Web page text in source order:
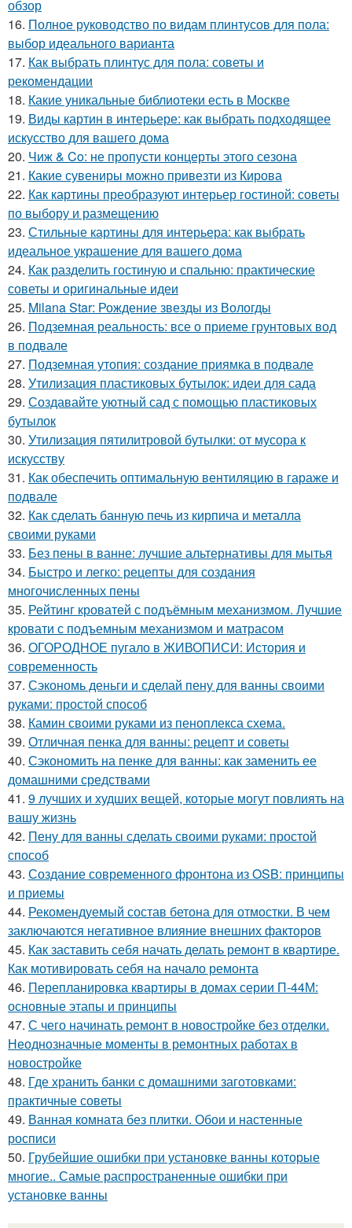
обзор
16. Полное руководство по видам плинтусов для пола:
выбор идеального варианта
17. Как выбрать плинтус для пола: советы и
рекомендации
18. Какие уникальные библиотеки есть в Москве
19. Виды картин в интерьере: как выбрать подходящее
искусство для вашего дома
20. Чиж & Co: не пропусти концерты этого сезона
21. Какие сувениры можно привезти из Кирова
22. Как картины преобразуют интерьер гостиной: советы
по выбору и размещению
23. Стильные картины для интерьера: как выбрать
идеальное украшение для вашего дома
24. Как разделить гостиную и спальню: практические
советы и оригинальные идеи
25. Milana Star: Рождение звезды из Вологды
26. Подземная реальность: все о приеме грунтовых вод
в подвале
27. Подземная утопия: создание приямка в подвале
28. Утилизация пластиковых бутылок: идеи для сада
29. Создавайте уютный сад с помощью пластиковых
бутылок
30. Утилизация пятилитровой бутылки: от мусора к
искусству
31. Как обеспечить оптимальную вентиляцию в гараже и
подвале
32. Как сделать банную печь из кирпича и металла
своими руками
33. Без пены в ванне: лучшие альтернативы для мытья
34. Быстро и легко: рецепты для создания
многочисленных пены
35. Рейтинг кроватей с подъёмным механизмом. Лучшие
кровати с подъемным механизмом и матрасом
36. ОГОРОДНОЕ пугало в ЖИВОПИСИ: История и
современность
37. Сэкономь деньги и сделай пену для ванны своими
руками: простой способ
38. Камин своими руками из пеноплекса схема.
39. Отличная пенка для ванны: рецепт и советы
40. Сэкономить на пенке для ванны: как заменить ее
домашними средствами
41. 9 лучших и худших вещей, которые могут повлиять на
вашу жизнь
42. Пену для ванны сделать своими руками: простой
способ
43. Создание современного фронтона из OSB: принципы
и приемы
44. Рекомендуемый состав бетона для отмостки. В чем
заключаются негативное влияние внешних факторов
45. Как заставить себя начать делать ремонт в квартире.
Как мотивировать себя на начало ремонта
46. Перепланировка квартиры в домах серии П-44М:
основные этапы и принципы
47. С чего начинать ремонт в новостройке без отделки.
Неоднозначные моменты в ремонтных работах в
новостройке
48. Где хранить банки с домашними заготовками:
практичные советы
49. Ванная комната без плитки. Обои и настенные
росписи
50. Грубейшие ошибки при установке ванны которые
многие.. Самые распространенные ошибки при
установке ванны